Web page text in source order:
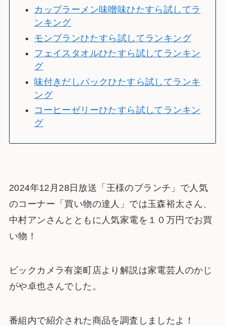
カップラーメン味噌味ひたすら試してラ
ンキング
モンブランひたすら試してランキング
フェイスタオルひたすら試してランキン
グ
味付きだしパックひたすら試してランキ
ング
コーヒーゼリーひたすら試してランキン
グ
2024年12月28日放送「王様のブランチ」で人気
のコーナー「買い物の達人」では玉森裕太さん、
中村アンさんとともに人気家電を１０万円でお買
い物！
ビックカメラ有楽町店より解説は家電芸人のかじ
がや卓也さんでした。
番組内で紹介された商品を調査しましたよ！